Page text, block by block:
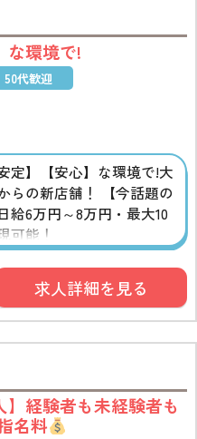
な環境で!
50代歓迎
定】【安心】な環境で!大
らの新店舗！ 【今話題の
給6万円～8万円・最大10
可能！
求人詳細を見る
】経験者も未経験者も
名料